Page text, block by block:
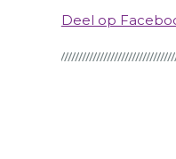
Deel op